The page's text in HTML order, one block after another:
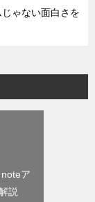
ゃない面白さを
ア
説